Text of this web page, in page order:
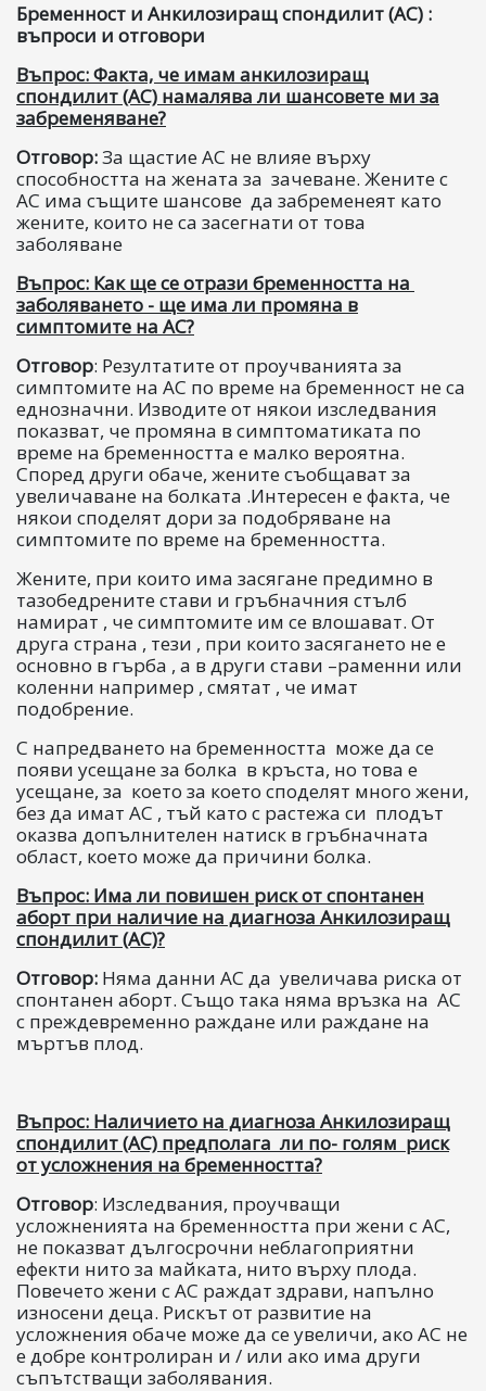
Бременност и Анкилозиращ спондилит (АС) :
въпроси и отговори
Въпрос: Факта, че имам анкилозиращ
спондилит (АС) намалява ли шансовете ми за
забременяване?
Отговор:За щастие АС не влияе върху
способността на жената за зачеване. Жените с
АС има същите шансове да забременеят като
жените, които не са засегнати от това
заболяване
Въпрос: Как ще се отрази бременността на
заболяването - ще има ли промяна в
симптомите на АС?
Отговор: Резултатите от проучванията за
симптомите на АС по време на бременност не са
еднозначни. Изводите от някои изследвания
показват, че промяна в симптоматиката по
време на бременността е малко вероятна.
Според други обаче, жените съобщават за
увеличаване на болката .Интересен е факта, че
някои споделят дори за подобряване на
симптомите по време на бременността.
Жените, при които има засягане предимно в
тазобедрените стави и гръбначния стълб
намират , че симптомите им се влошават. От
друга страна , тези , при които засягането не е
основно в гърба , а в други стави –раменни или
коленни например , смятат , че имат
подобрение.
С напредването на бременността може да се
появи усещане за болка в кръста, но това е
усещане, за което за което споделят много жени,
без да имат АС , тъй като с растежа си плодът
оказва допълнителен натиск в гръбначната
област, което може да причини болка.
Въпрос: Има ли повишен риск от спонтанен
аборт при наличие на диагноза Анкилозиращ
спондилит (АС)?
Отговор: Няма данни АС да увеличава риска от
спонтанен аборт. Също така няма връзка на AС
с преждевременно раждане или раждане на
мъртъв плод.
Въпрос: Наличието на диагноза Анкилозиращ
спондилит (AС) предполага ли по- голям риск
от усложнения на бременността?
Отговор: Изследвания, проучващи
усложненията на бременността при жени с AС,
не показват дългосрочни неблагоприятни
ефекти нито за майката, нито върху плода.
Повечето жени с AС раждат здрави, напълно
износени деца. Рискът от развитие на
усложнения обаче може да се увеличи, ако AС не
е добре контролиран и / или ако има други
съпътстващи заболявания.